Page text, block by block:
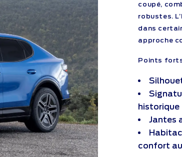
coupé,
robustes.
dans
approche
Points
historique
Jantes
confort